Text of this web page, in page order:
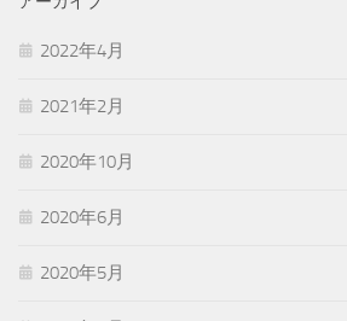
2022年4月
2021年2月
2020年10月
2020年6月
2020年5月